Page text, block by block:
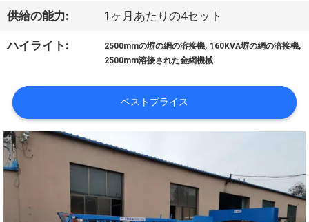
つ
い
工
場
旅
供給の能力: 1ヶ月あたりの4セット
ハイライト: 2500mmの塀の網の溶接機, 160KVA塀の網の溶接機,
2500mm溶接された金網機械
ベストプライス